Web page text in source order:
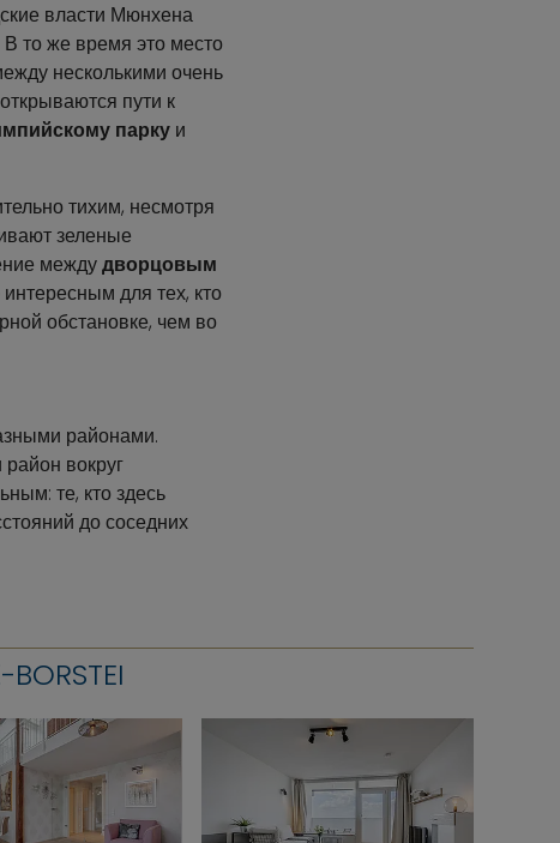
власти Мюнхена
то же время это место
несколькими очень
пути к
парку и
тихим, несмотря
зеленые
междудворцовым
для тех, кто
обстановке, чем во
районами.
район вокруг
те, кто здесь
до соседних